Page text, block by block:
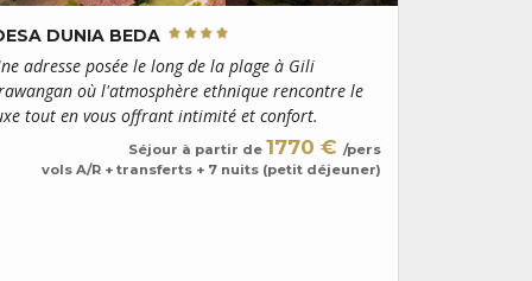
DUNIA BEDA
adresse posée le long de la plage à Gili
où l'atmosphère ethnique rencontre le
tout en vous offrant intimité et confort.
Séjour à partir de 1770 € /pers
vols A/R + transferts + 7 nuits (petit déjeuner)